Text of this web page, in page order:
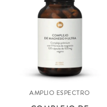
AMPLIO ESPECTRO